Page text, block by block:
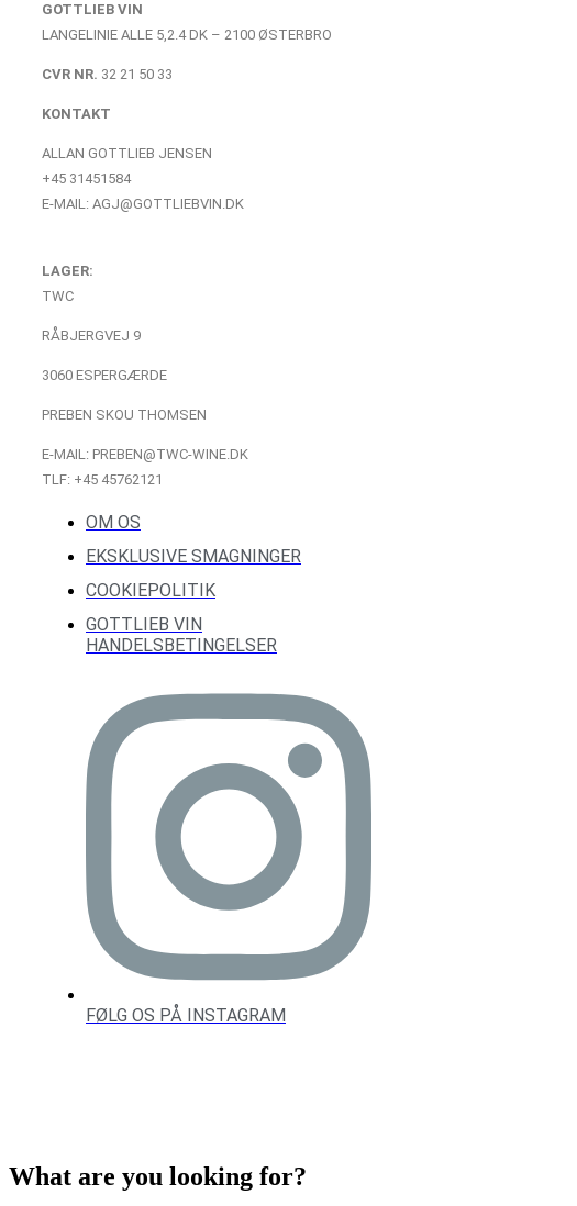
GOTTLIEB VIN
LANGELINIE ALLE 5,2.4 DK – 2100 ØSTERBRO
CVR NR. 32 21 50 33
KONTAKT
ALLAN GOTTLIEB JENSEN
+45 31451584
E-MAIL: AGJ@GOTTLIEBVIN.DK
LAGER:
TWC
RÅBJERGVEJ 9
3060 ESPERGÆRDE
PREBEN SKOU THOMSEN
E-MAIL: PREBEN@TWC-WINE.DK
TLF: +45 45762121
OM OS
EKSKLUSIVE SMAGNINGER
COOKIEPOLITIK
GOTTLIEB VIN
HANDELSBETINGELSER
FØLG OS PÅ INSTAGRAM
What are you looking for?